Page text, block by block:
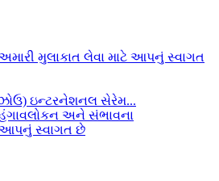
મુલાકાત લેવા માટે આપનું સ્વાગત
ઇન્ટરનેશનલ સેરેમ...
અને સંભાવના
આપનું સ્વાગત છે